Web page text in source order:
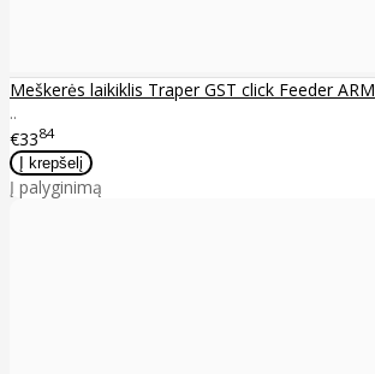
Meškerės laikiklis Traper GST click Feeder ARM
..
€3384
Į palyginimą